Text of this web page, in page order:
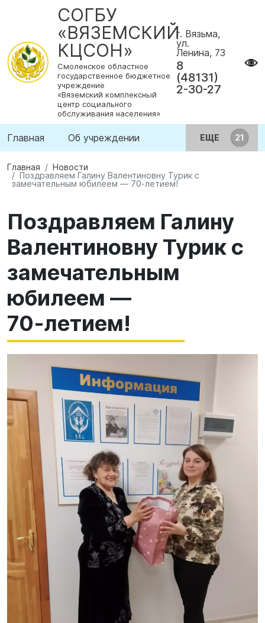
СОГБУ
«ВЯЗЕМСКИЙ
КЦСОН»
Смоленское областное
государственное бюджетное
учреждение
«Вяземский комплексный
центр социального
обслуживания населения»
г. Вязьма,
ул.
Ленина, 73
8
(48131)
2-30-27
Главная Об учреждении ЕЩЕ
Главная
Новости
Поздравляем Галину Валентиновну Турик с
замечательным юбилеем — 70‑летием!
Поздравляем Галину
Валентиновну Турик с
замечательным
юбилеем —
70‑летием!